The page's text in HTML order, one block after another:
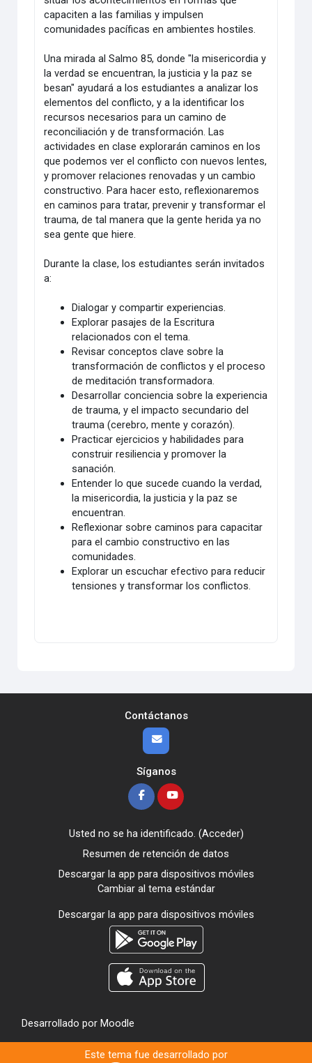
capaciten a las familias y impulsen
comunidades pacíficas en ambientes hostiles.
Una mirada al Salmo 85, donde "la misericordia y
la verdad se encuentran, la justicia y la paz se
besan" ayudará a los estudiantes a analizar los
elementos del conflicto, y a la identificar los
recursos necesarios para un camino de
reconciliación y de transformación. Las
actividades en clase explorarán caminos en los
que podemos ver el conflicto con nuevos lentes,
y promover relaciones renovadas y un cambio
constructivo. Para hacer esto, reflexionaremos
en caminos para tratar, prevenir y transformar el
trauma, de tal manera que la gente herida ya no
sea gente que hiere.
Durante la clase, los estudiantes serán invitados
a:
Dialogar y compartir experiencias.
Explorar pasajes de la Escritura
relacionados con el tema.
Revisar conceptos clave sobre la
transformación de conflictos y el proceso
de meditación transformadora.
Desarrollar conciencia sobre la experiencia
de trauma, y el impacto secundario del
trauma (cerebro, mente y corazón).
Practicar ejercicios y habilidades para
construir resiliencia y promover la
sanación.
Entender lo que sucede cuando la verdad,
la misericordia, la justicia y la paz se
encuentran.
Reflexionar sobre caminos para capacitar
para el cambio constructivo en las
comunidades.
Explorar un escuchar efectivo para reducir
tensiones y transformar los conflictos.
Contáctanos
Síganos
Usted no se ha identificado. (Acceder)
Resumen de retención de datos
Descargar la app para dispositivos móviles
Cambiar al tema estándar
Descargar la app para dispositivos móviles
Desarrollado por Moodle
Este tema fue desarrollado por